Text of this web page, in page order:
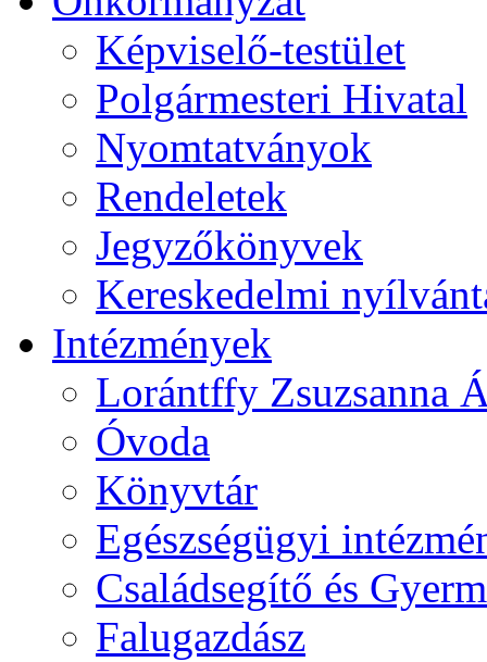
Képviselő-testület
Polgármesteri Hivatal
Nyomtatványok
Rendeletek
Jegyzőkönyvek
Kereskedelmi
Intézmények
Lorántffy Zsuzsanna
Óvoda
Könyvtár
Egészségügyi
Családsegítő és
Falugazdász